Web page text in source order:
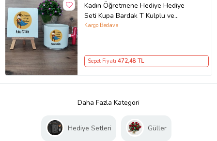
Kadın Öğretmene Hediye Hediye
Seti Kupa Bardak T Kulplu ve
Dekoratif Taş Öğretmenler Günü
Kargo Bedava
Sepet Fiyatı 472,48 TL
Daha Fazla Kategori
Hediye Setleri Güller